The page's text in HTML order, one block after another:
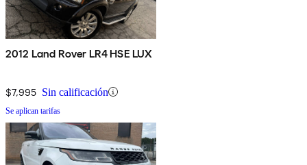
2012 Land Rover LR4 HSE LUX
$7,995 Sin calificación
Se aplican tarifas